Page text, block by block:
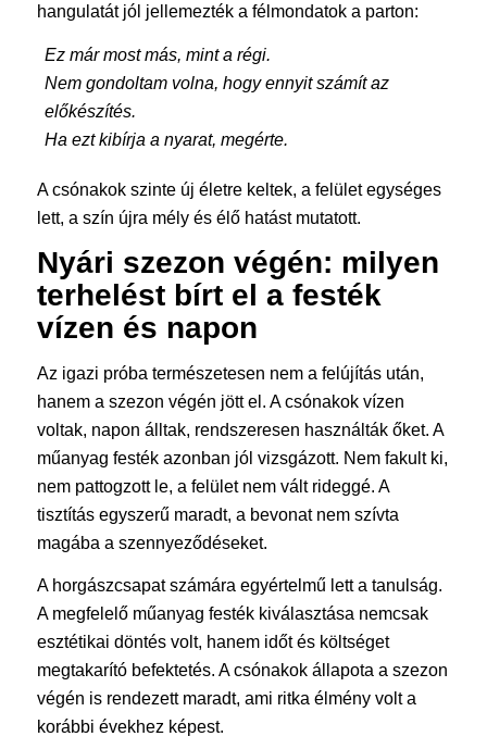
hangulatát jól jellemezték a félmondatok a parton:
Ez már most más, mint a régi.
Nem gondoltam volna, hogy ennyit számít az
előkészítés.
Ha ezt kibírja a nyarat, megérte.
A csónakok szinte új életre keltek, a felület egységes
lett, a szín újra mély és élő hatást mutatott.
Nyári szezon végén: milyen
terhelést bírt el a festék
vízen és napon
Az igazi próba természetesen nem a felújítás után,
hanem a szezon végén jött el. A csónakok vízen
voltak, napon álltak, rendszeresen használták őket. A
műanyag festék azonban jól vizsgázott. Nem fakult ki,
nem pattogzott le, a felület nem vált rideggé. A
tisztítás egyszerű maradt, a bevonat nem szívta
magába a szennyeződéseket.
A horgászcsapat számára egyértelmű lett a tanulság.
A megfelelő műanyag festék kiválasztása nemcsak
esztétikai döntés volt, hanem időt és költséget
megtakarító befektetés. A csónakok állapota a szezon
végén is rendezett maradt, ami ritka élmény volt a
korábbi évekhez képest.